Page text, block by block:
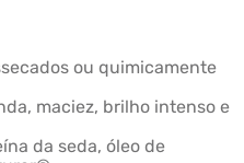
ou quimicamente
maciez, brilho intenso e
da seda, óleo de